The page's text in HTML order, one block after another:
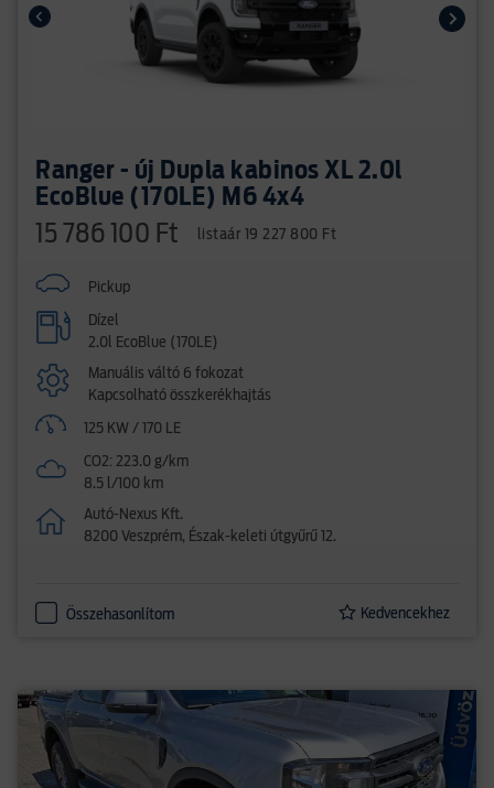
Ranger - új Dupla kabinos XL 2.0l
EcoBlue (170LE) M6 4x4
15 786 100 Ft listaár 19 227 800 Ft
Pickup
Dízel
2.0l EcoBlue (170LE)
Manuális váltó 6 fokozat
Kapcsolható összkerékhajtás
125 KW / 170 LE
CO2: 223.0 g/km
8.5 l/100 km
Autó-Nexus Kft.
8200 Veszprém, Észak-keleti útgyűrű 12.
Összehasonlítom Kedvencekhez